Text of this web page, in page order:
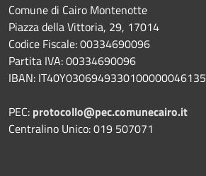
Comune di Cairo Montenotte
Piazza della Vittoria, 29, 17014
Codice Fiscale: 00334690096
Partita IVA: 00334690096
IBAN: IT40Y0306949330100000046135
PEC: protocollo@pec.comunecairo.it
Centralino Unico: 019 507071